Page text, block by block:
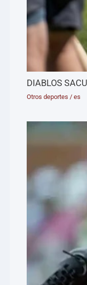
DIABLOS
Otros deportes /es